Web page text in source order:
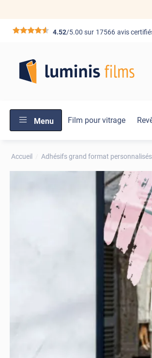
*****4.52/5.00 sur 17566 avis
Menu Film pour vitrage
Accueil Adhésifs grand format personnalisés